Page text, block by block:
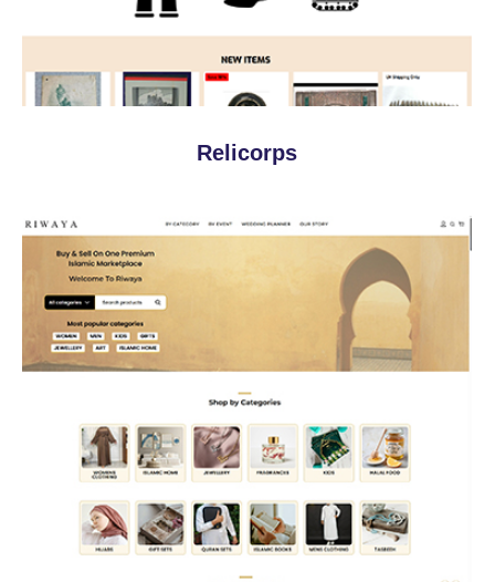
Relicorps